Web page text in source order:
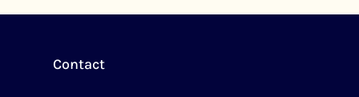
Contact